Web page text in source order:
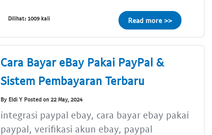
Dilihat: 1009 kali Read more >>
Cara Bayar eBay Pakai PayPal &
Sistem Pembayaran Terbaru
By Eldi Y Posted on 22 May, 2024
integrasi paypal ebay, cara bayar ebay pakai
paypal, verifikasi akun ebay, paypal